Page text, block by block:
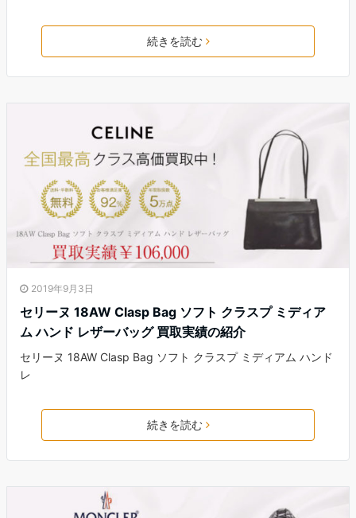
続きを読む
2019年9月3日
セリーヌ 18AW Clasp Bag ソフト クラスプ ミディア
ム ハンド レザーバッグ 買取実績の紹介
セリーヌ 18AW Clasp Bag ソフト クラスプ ミディアム ハンド
レ
続きを読む